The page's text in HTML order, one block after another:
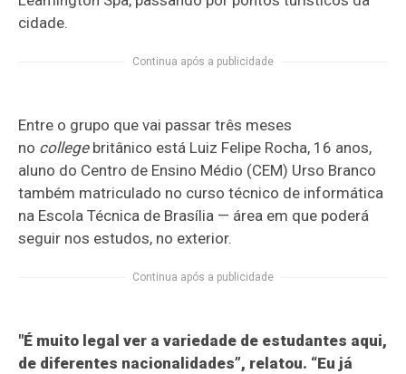
cidade.
Continua após a publicidade
Entre o grupo que vai passar três meses
no collegebritânico está Luiz Felipe Rocha, 16 anos,
aluno do Centro de Ensino Médio (CEM) Urso Branco
também matriculado no curso técnico de informática
na Escola Técnica de Brasília — área em que poderá
seguir nos estudos, no exterior.
Continua após a publicidade
"É muito legal ver a variedade de estudantes aqui,
de diferentes nacionalidades”, relatou. “Eu já